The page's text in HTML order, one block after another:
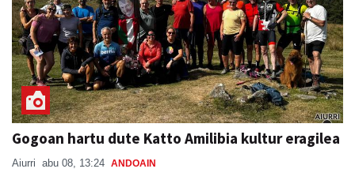
Gogoan hartu dute Katto Amilibia kultur eragilea
Aiurri abu 08, 13:24 ANDOAIN